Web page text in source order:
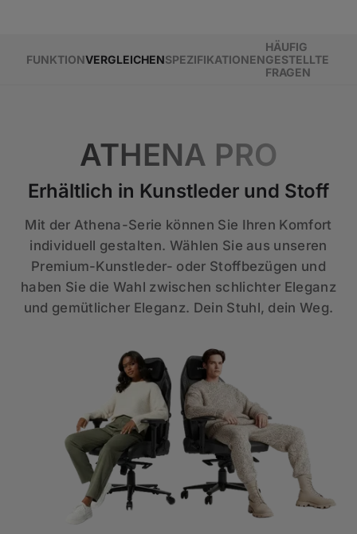
FUNKTIONVERGLEICHENSPEZIFIKATIONEN
HÄUFIG
GESTELLTE
FRAGEN
ATHENA PRO
Erhältlich in Kunstleder und Stoff
Mit der Athena-Serie können Sie Ihren Komfort
individuell gestalten. Wählen Sie aus unseren
Premium-Kunstleder- oder Stoffbezügen und
haben Sie die Wahl zwischen schlichter Eleganz
und gemütlicher Eleganz. Dein Stuhl, dein Weg.